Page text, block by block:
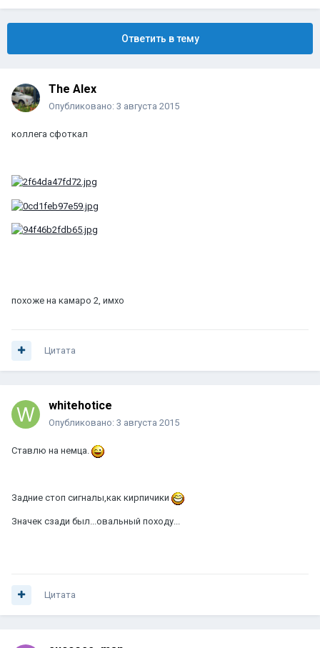
Ответить в тему
The Alex
Опубликовано: 3 августа 2015
коллега сфоткал
похоже на камаро 2, имхо
Цитата
whitehotice
Опубликовано: 3 августа 2015
Ставлю на немца.
Задние стоп сигналы,как кирпичики
Значек сзади был...овальный походу...
Цитата